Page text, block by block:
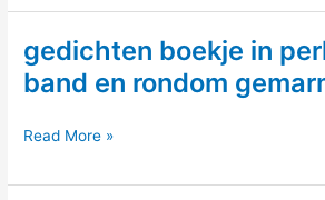
encyclopedie
gedichten boekje in
band en rondom
gedichten
in
Read More »